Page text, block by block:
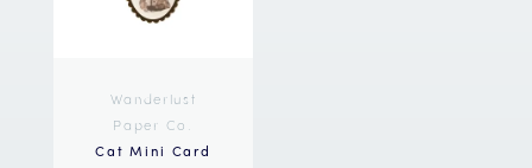
Wanderlust
Paper Co.
Cat Mini Card